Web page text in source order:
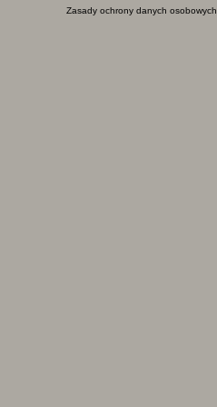
Zasady ochrony danych osobowych